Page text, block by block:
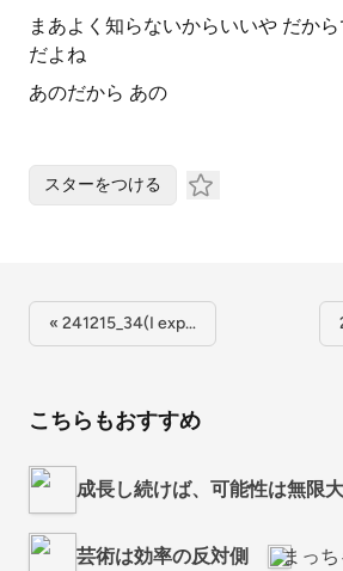
まあよく知らないからいいや だか
だよね
あのだから あの
スターをつける
« 241215_34(I exp…
こちらもおすすめ
成長し続けば、可能性は無限大
芸術は効率の反対側 まっ